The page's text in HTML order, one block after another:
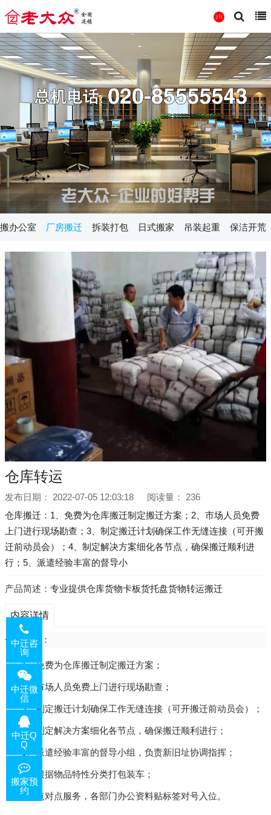
搬办公室 厂房搬迁 拆装打包 日式搬家 吊装起重 保洁开荒
仓库转运
发布日期： 2022-07-05 12:03:18 阅读量：
236
仓库搬迁：1、免费为仓库搬迁制定搬迁方案；2、市场人员免费
上门进行现场勘查；3、制定搬迁计划确保工作无缝连接（可开搬
迁前动员会）；4、制定解决方案细化各节点，确保搬迁顺利进
行；5、派遣经验丰富的督导小
产品简述： 专业提供仓库货物卡板货托盘货物转运搬迁
内容详情
仓库搬迁：
1、免费为仓库搬迁制定搬迁方案；
2、市场人员免费上门进行现场勘查；
3、制定搬迁计划确保工作无缝连接（可开搬迁前动员会）；
4、制定解决方案细化各节点，确保搬迁顺利进行；
5、派遣经验丰富的督导小组，负责新旧址协调指挥；
6、根据物品特性分类打包装车；
7、点对点服务，各部门办公资料贴标签对号入位。
中迁咨
询
中迁微
信
中迁Q
Q
搬家预
约